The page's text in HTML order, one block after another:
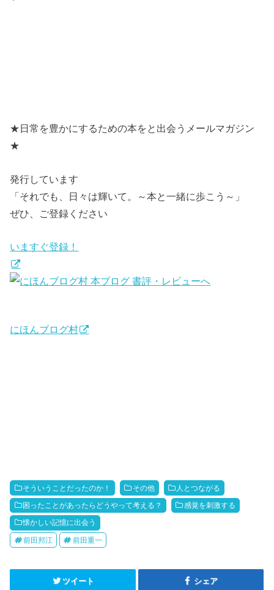
★日常を豊かにするための本をと出会うメールマガジン
★
発行しています
「それでも、日々は輝いて。～本と一緒に歩こう～」
ぜひ、ご登録ください
いますぐ登録！
にほんブログ村
そういうことだったのか！ その他 人とつながる
困ったことがあったらどうやって考える？ 感覚を刺激する
懐かしい記憶に出会う
前田邦江 前田重一
ツイート シェア